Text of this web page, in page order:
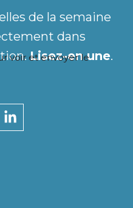
de la semaine
dans
Lisez-en une.
voir et envoyer le